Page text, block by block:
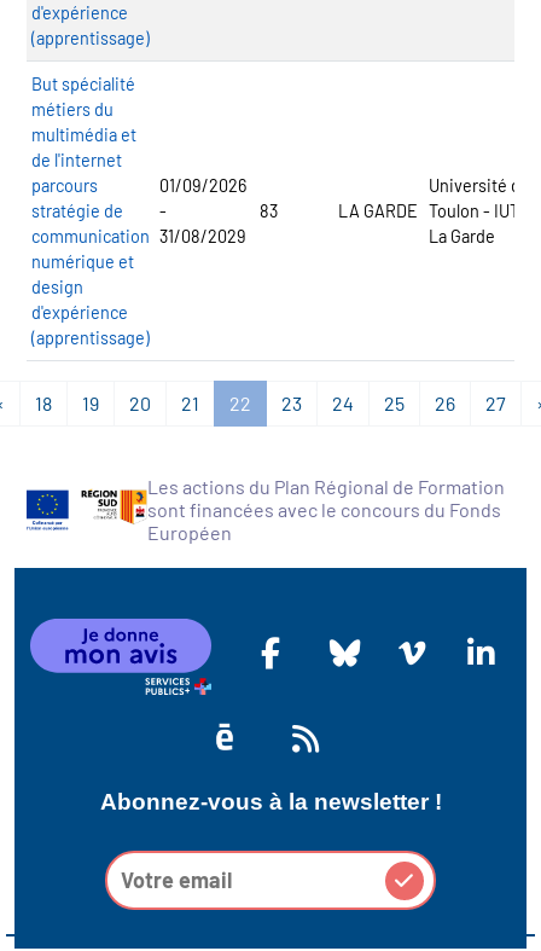
d'expérience
(apprentissage)
But spécialité
métiers du
multimédia et
de l'internet
parcours
stratégie de
communication
numérique et
design
d'expérience
(apprentissage)
01/09/2026
-
31/08/2029
83 LA GARDE
Université de
Toulon - IUT
La Garde
18 19 20 21 22 23 24 25 26 27
Les actions du Plan Régional de Formation
sont financées avec le concours du Fonds
Européen
Abonnez-vous à la newsletter !